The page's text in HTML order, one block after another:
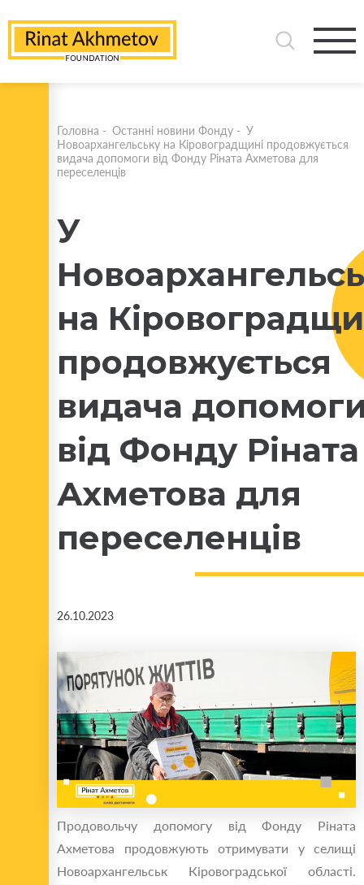
Головна - Останні новини Фонду - У
Новоархангельську на Кіровоградщині продовжується
видача допомоги від Фонду Ріната Ахметова для
переселенців
У
на
продовжується
видача
від Фонду Ріната
Ахметова для
переселенців
26.10.2023
Продовольчу допомогу від Фонду Ріната
Ахметова продовжують отримувати у селищі
Новоархангельськ Кіровоградської області.